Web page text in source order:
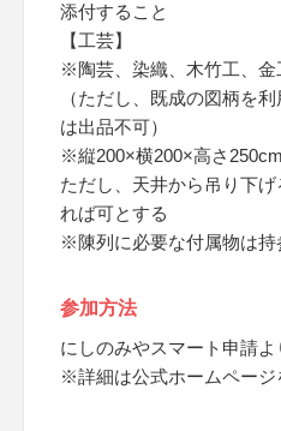
添付すること
【工芸】
※陶芸、染織、木竹工、
（ただし、既成の図柄を
は出品不可）
※縦200×横200×高さ
ただし、天井から吊り下
れば可とする
※陳列に必要な付属物は持
参加方法
にしのみやスマート申請よ
※詳細は公式ホームページ